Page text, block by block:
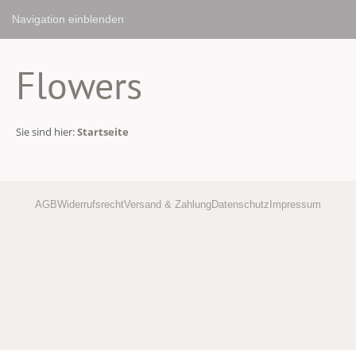
Navigation einblenden
Flowers
Sie sind hier:Startseite
AGBWiderrufsrechtVersand & ZahlungDatenschutz Impressum